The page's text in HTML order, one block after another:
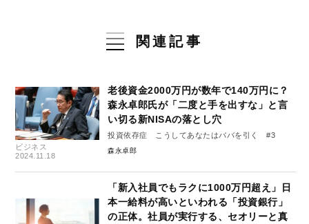
関連記事
ビジネス
2024.11.18
老後資金2000万円が数年で140万円に？
森永卓郎氏が「二度と手を出すな」と言
い切る新NISAの落とし穴
投資依存症 こうしてあなたはババを引く #3
森永卓郎
「新入社員でもラクに1000万円超え」日
本一給料が高いといわれる「投資銀行」
の正体。社員が実行する、セオリーと真